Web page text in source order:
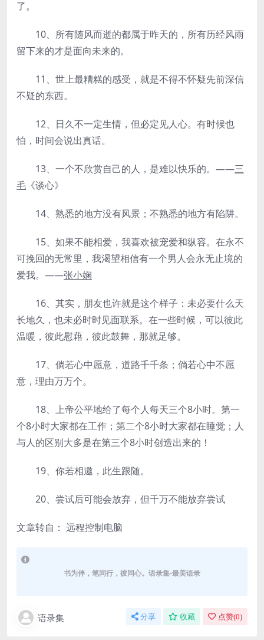
了。
10、所有随风而逝的都属于昨天的，所有历经风雨
留下来的才是面向未来的。
11、世上最糟糕的感受，就是不得不怀疑先前深信
不疑的东西。
12、日久不一定生情，但必定见人心。有时候也
怕，时间会说出真话。
13、一个不欣赏自己的人，是难以快乐的。——三
毛 《谈心》
14、熟悉的地方没有风景；不熟悉的地方有陷阱。
15、如果不能相爱，我喜欢被宠爱和纵容。在永不
可挽回的无常里，我渴望相信有一个男人会永无止境的
爱我。——张小娴
16、其实，朋友也许就是这个样子：未必要什么天
长地久，也未必时时见面联系。在一些时候，可以彼此
温暖，彼此慰藉，彼此鼓舞，那就足够。
17、倘若心中愿意，道路千千条；倘若心中不愿
意，理由万万个。
18、上帝公平地给了每个人每天三个8小时。第一
个8小时大家都在工作；第二个8小时大家都在睡觉；人
与人的区别大多是在第三个8小时创造出来的！
19、你若相邀，此生跟随。
20、尝试后可能会放弃，但千万不能放弃尝试
文章转自： 远程控制电脑
书为伴，笔同行，彼同心。语录集-最美语录
语录集 分享 收藏 点赞(0)